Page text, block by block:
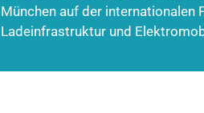
München auf der internationalen
Ladeinfrastruktur und